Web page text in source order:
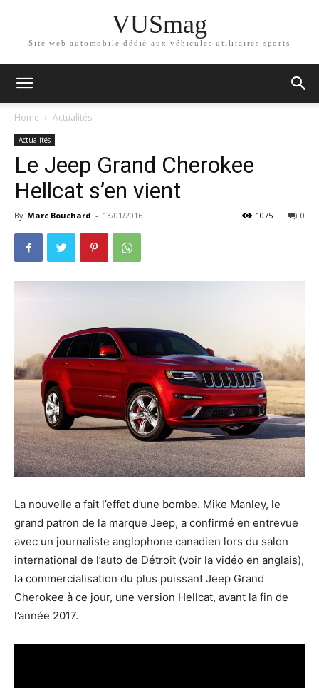
VUSmag
Site web automobile dédié aux véhicules utilitaires sports
Home Actualités
Actualités
Le Jeep Grand Cherokee
Hellcat s’en vient
By Marc Bouchard - 13/01/2016 0
1075
La nouvelle a fait l’effet d’une bombe. Mike Manley, le
grand patron de la marque Jeep, a confirmé en entrevue
avec un journaliste anglophone canadien lors du salon
international de l’auto de Détroit (voir la vidéo en anglais),
la commercialisation du plus puissant Jeep Grand
Cherokee à ce jour, une version Hellcat, avant la fin de
l’année 2017.